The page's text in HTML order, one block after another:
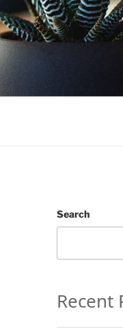
Search
Recent